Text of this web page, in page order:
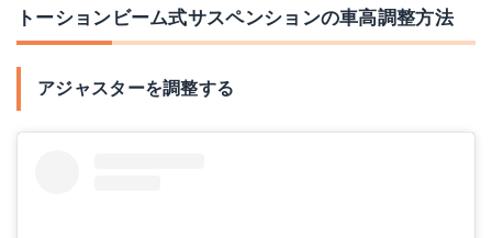
トーションビーム式サスペンションの車高調整方法
アジャスターを調整する